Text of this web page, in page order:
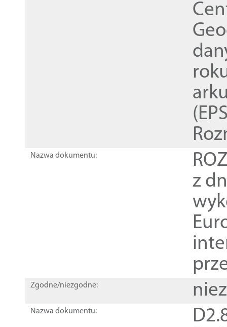
Nazwa dokumentu:
z
Zgodne/niezgodne:
Nazwa dokumentu: